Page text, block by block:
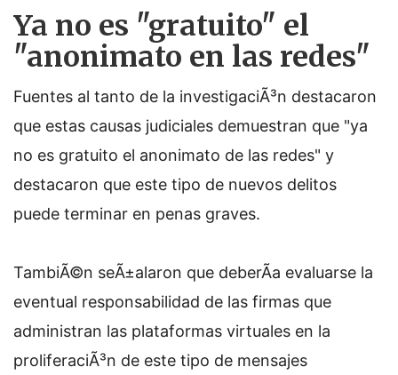
Ya no es "gratuito" el
"anonimato en las redes"
Fuentes al tanto de la investigaciÃ³n destacaron
que estas causas judiciales demuestran que "ya
no es gratuito el anonimato de las redes" y
destacaron que este tipo de nuevos delitos
puede terminar en penas graves.
TambiÃ©n seÃ±alaron que deberÃ­a evaluarse la
eventual responsabilidad de las firmas que
administran las plataformas virtuales en la
proliferaciÃ³n de este tipo de mensajes